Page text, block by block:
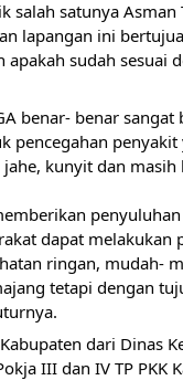
satunya Asman
lapangan ini
sudah sesuai
benar- benar
penyakit
kunyit dan
dapat melakukan
ringan, mudah-
tetapi dengan
dari Dinas
III dan IV TP PKK